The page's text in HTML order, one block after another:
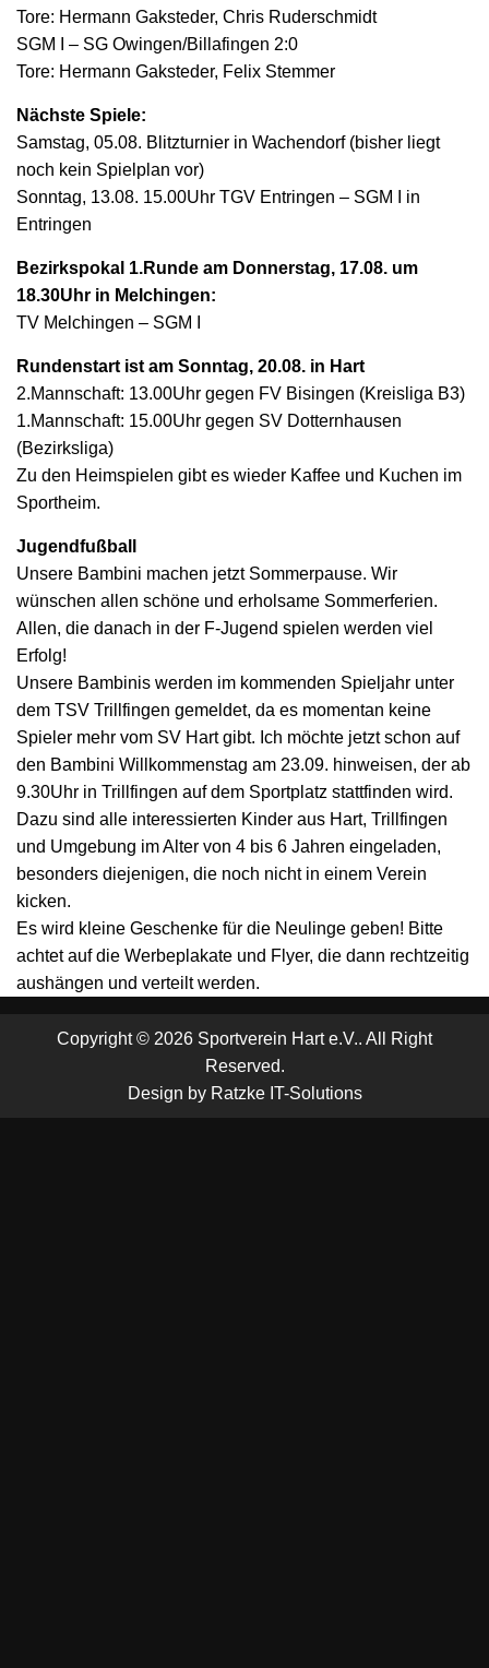
Tore: Hermann Gaksteder, Chris Ruderschmidt
SGM I – SG Owingen/Billafingen 2:0
Tore: Hermann Gaksteder, Felix Stemmer
Nächste Spiele:
Samstag, 05.08. Blitzturnier in Wachendorf (bisher liegt
noch kein Spielplan vor)
Sonntag, 13.08. 15.00Uhr TGV Entringen – SGM I in
Entringen
Bezirkspokal 1.Runde am Donnerstag, 17.08. um
18.30Uhr in Melchingen:
TV Melchingen – SGM I
Rundenstart ist am Sonntag, 20.08. in Hart
2.Mannschaft: 13.00Uhr gegen FV Bisingen (Kreisliga B3)
1.Mannschaft: 15.00Uhr gegen SV Dotternhausen
(Bezirksliga)
Zu den Heimspielen gibt es wieder Kaffee und Kuchen im
Sportheim.
Jugendfußball
Unsere Bambini machen jetzt Sommerpause. Wir
wünschen allen schöne und erholsame Sommerferien.
Allen, die danach in der F-Jugend spielen werden viel
Erfolg!
Unsere Bambinis werden im kommenden Spieljahr unter
dem TSV Trillfingen gemeldet, da es momentan keine
Spieler mehr vom SV Hart gibt. Ich möchte jetzt schon auf
den Bambini Willkommenstag am 23.09. hinweisen, der ab
9.30Uhr in Trillfingen auf dem Sportplatz stattfinden wird.
Dazu sind alle interessierten Kinder aus Hart, Trillfingen
und Umgebung im Alter von 4 bis 6 Jahren eingeladen,
besonders diejenigen, die noch nicht in einem Verein
kicken.
Es wird kleine Geschenke für die Neulinge geben! Bitte
achtet auf die Werbeplakate und Flyer, die dann rechtzeitig
aushängen und verteilt werden.
Copyright © 2026 Sportverein Hart e.V.. All Right
Reserved.
Design by Ratzke IT-Solutions